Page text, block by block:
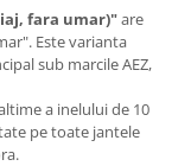
fara umar)"are
Este varianta
sub marcile AEZ,
a inelului de 10
pe toate jantele